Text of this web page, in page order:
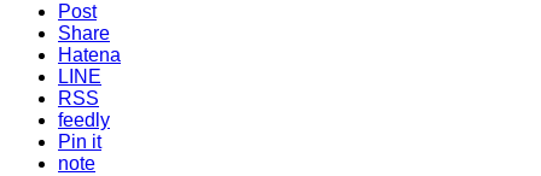
Post
Share
Hatena
LINE
RSS
feedly
Pin it
note